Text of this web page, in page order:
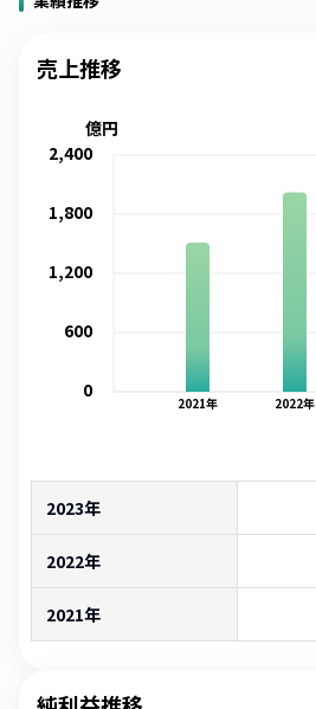
売上推移
2021年 2022年
0
600
1,200
1,800
2,400
億円
2023年
2022年
2021年